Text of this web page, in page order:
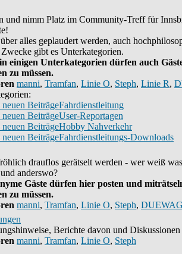
und nimm Platz im Community-Treff für
alles geplaudert werden, auch
Zwecke gibt es Unterkategorien.
einigen Unterkategorien dürfen auch
zu müssen.
manni, Tramfan, Linie O, Steph, Linie R,
Fahrdienstleitung
User-Reportagen
Hobby Nahverkehr
Fahrdienstleitungs-Downloads
drauflos gerätselt werden - wer weiß
anderswo?
Gäste dürfen hier posten und
zu müssen.
manni, Tramfan, Linie O, Steph,
Berichte davon und Diskussionen
manni, Tramfan, Linie O, Steph